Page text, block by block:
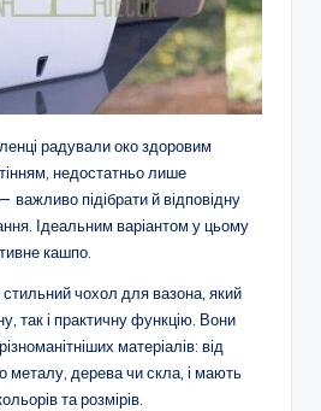
радували око здоровим
недостатньо лише
важливо підібрати й відповідну
Ідеальним варіантом у цьому
кашпо.
чохол для вазона, який
так і практичну функцію. Вони
матеріалів: від
металу, дерева чи скла, і мають
та розмірів.